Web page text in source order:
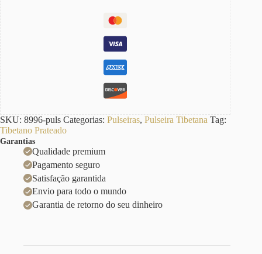
SKU: 8996-puls Categorias: Pulseiras, Pulseira Tibetana Tag:
Tibetano Prateado
Garantias
Qualidade premium
Pagamento seguro
Satisfação garantida
Envio para todo o mundo
Garantia de retorno do seu dinheiro